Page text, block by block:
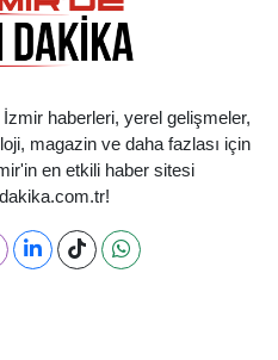
haberleri, yerel gelişmeler,
magazin ve daha fazlası için
en etkili haber sitesi